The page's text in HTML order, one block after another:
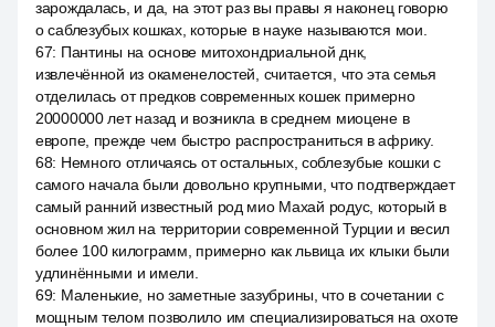
зарождалась, и да, на этот раз вы правы я наконец говорю
о саблезубых кошках, которые в науке называются мои.
67: Пантины на основе митохондриальной днк,
извлечённой из окаменелостей, считается, что эта семья
отделилась от предков современных кошек примерно
20000000 лет назад и возникла в среднем миоцене в
европе, прежде чем быстро распространиться в африку.
68: Немного отличаясь от остальных, соблезубые кошки с
самого начала были довольно крупными, что подтверждает
самый ранний известный род мио Махай родус, который в
основном жил на территории современной Турции и весил
более 100 килограмм, примерно как львица их клыки были
удлинёнными и имели.
69: Маленькие, но заметные зазубрины, что в сочетании с
мощным телом позволило им специализироваться на охоте